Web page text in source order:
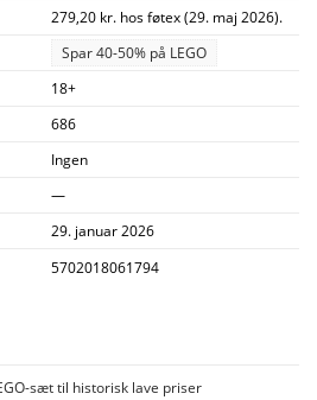
279,20 kr. hos føtex (29. maj 2026).
Spar 40-50% på LEGO
18+
686
Ingen
—
29. januar 2026
5702018061794
sæt til historisk lave priser